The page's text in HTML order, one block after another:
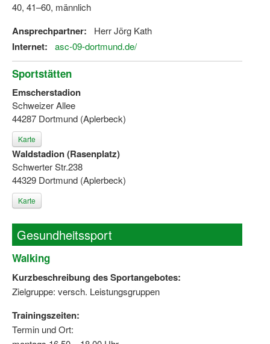
40, 41–60, männlich
Ansprechpartner: Herr Jörg Kath
Internet: asc-09-dortmund.de/
Sportstätten
Emscherstadion
Schweizer Allee
44287 Dortmund (Aplerbeck)
Karte
Waldstadion (Rasenplatz)
Schwerter Str.238
44329 Dortmund (Aplerbeck)
Karte
Gesundheitssport
Walking
Kurzbeschreibung des Sportangebotes:
Zielgruppe: versch. Leistungsgruppen
Trainingszeiten:
Termin und Ort: